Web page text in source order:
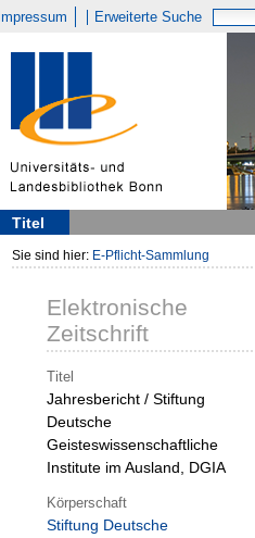
Impressum Erweiterte Suche
Titel
Sie sind hier: E-Pflicht-Sammlung
Elektronische
Zeitschrift
Titel
Jahresbericht / Stiftung
Deutsche
Geisteswissenschaftliche
Institute im Ausland, DGIA
Körperschaft
Stiftung Deutsche